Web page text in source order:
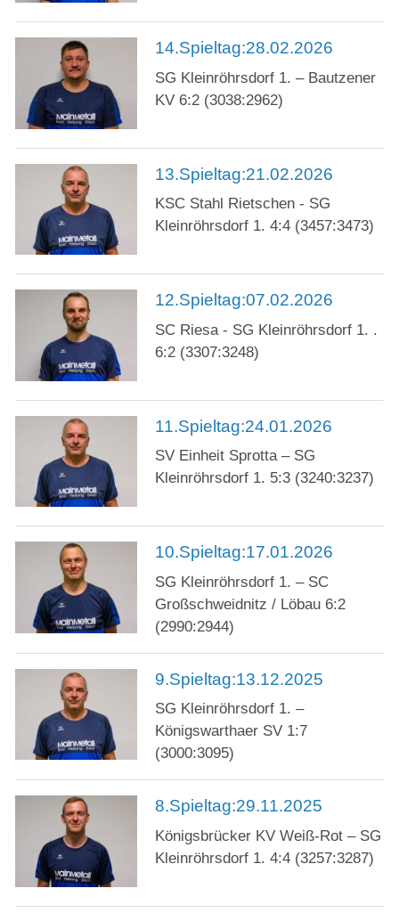
14.Spieltag:28.02.2026
SG Kleinröhrsdorf 1. – Bautzener
KV 6:2 (3038:2962)
13.Spieltag:21.02.2026
KSC Stahl Rietschen - SG
Kleinröhrsdorf 1. 4:4 (3457:3473)
12.Spieltag:07.02.2026
SC Riesa - SG Kleinröhrsdorf 1. .
6:2 (3307:3248)
11.Spieltag:24.01.2026
SV Einheit Sprotta – SG
Kleinröhrsdorf 1. 5:3 (3240:3237)
10.Spieltag:17.01.2026
SG Kleinröhrsdorf 1. – SC
Großschweidnitz / Löbau 6:2
(2990:2944)
9.Spieltag:13.12.2025
SG Kleinröhrsdorf 1. –
Königswarthaer SV 1:7
(3000:3095)
8.Spieltag:29.11.2025
Königsbrücker KV Weiß-Rot – SG
Kleinröhrsdorf 1. 4:4 (3257:3287)